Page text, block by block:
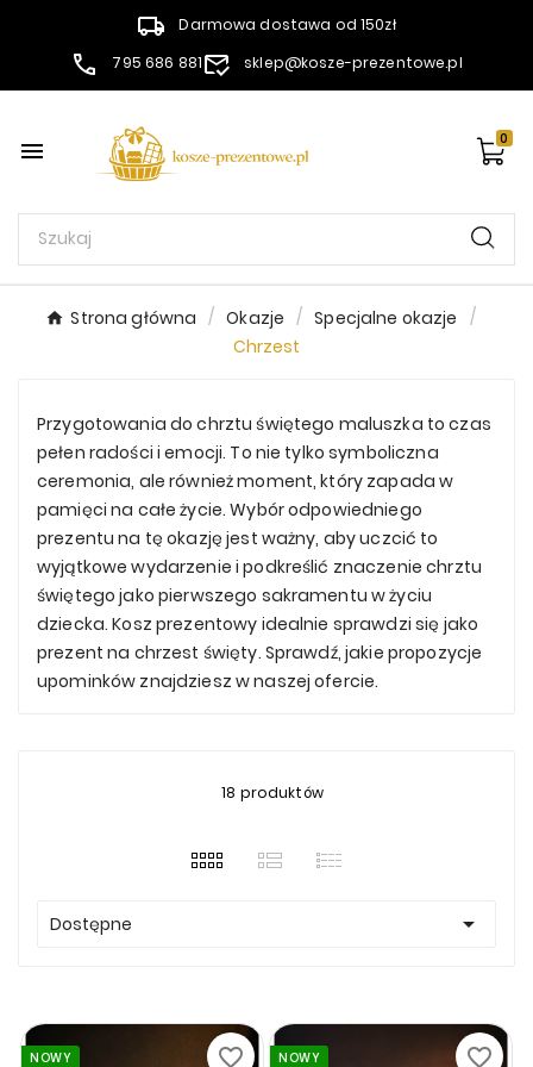
Darmowa dostawa od 150zł
795 686 881
sklep@kosze-prezentowe.pl
 0
Strona główna Okazje
Specjalne okazje
Chrzest
Przygotowania do chrztu świętego maluszka to czas
pełen radości i emocji. To nie tylko symboliczna
ceremonia, ale również moment, który zapada w
pamięci na całe życie. Wybór odpowiedniego
prezentu na tę okazję jest ważny, aby uczcić to
wyjątkowe wydarzenie i podkreślić znaczenie chrztu
świętego jako pierwszego sakramentu w życiu
dziecka. Kosz prezentowy idealnie sprawdzi się jako
prezent na chrzest święty. Sprawdź, jakie propozycje
upominków znajdziesz w naszej ofercie.
18 produktów
Dostępne 
NOWY favorite_border NOWY favorite_border